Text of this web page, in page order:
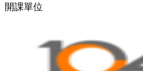
開課單位